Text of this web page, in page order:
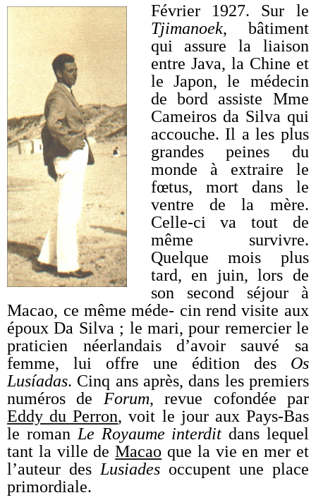
Février 1927. Sur le
Tjimanoek, bâtiment
qui assure la liaison
entre Java, la Chine et
le Japon, le médecin
de bord assiste Mme
Cameiros da Silva qui
accouche. Il a les plus
grandes peines du
monde à extraire le
fœtus, mort dans le
ventre de la mère.
Celle-ci va tout de
même survivre.
Quelque mois plus
tard, en juin, lors de
son second séjour à
Macao, ce même méde- cin rend visite aux
époux Da Silva ; le mari, pour remercier le
praticien néerlandais d’avoir sauvé sa
femme, lui offre une édition des Os
Lusíadas. Cinq ans après, dans les premiers
numéros de Forum, revue cofondée par
Eddy du Perron, voit le jour aux Pays-Bas
le roman Le Royaume interdit dans lequel
tant la ville deMacao que la vie en mer et
l’auteur des Lusiades occupent une place
primordiale.